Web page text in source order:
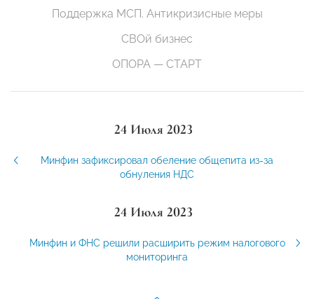
Поддержка МСП. Антикризисные меры
СВОй бизнес
ОПОРА — СТАРТ
24 Июля 2023
Минфин зафиксировал обеление общепита из-за
обнуления НДС
24 Июля 2023
Минфин и ФНС решили расширить режим налогового
мониторинга